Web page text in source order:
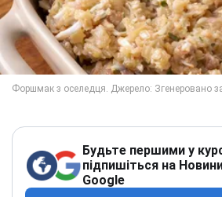
Будьте першими у
підпишіться на
Google